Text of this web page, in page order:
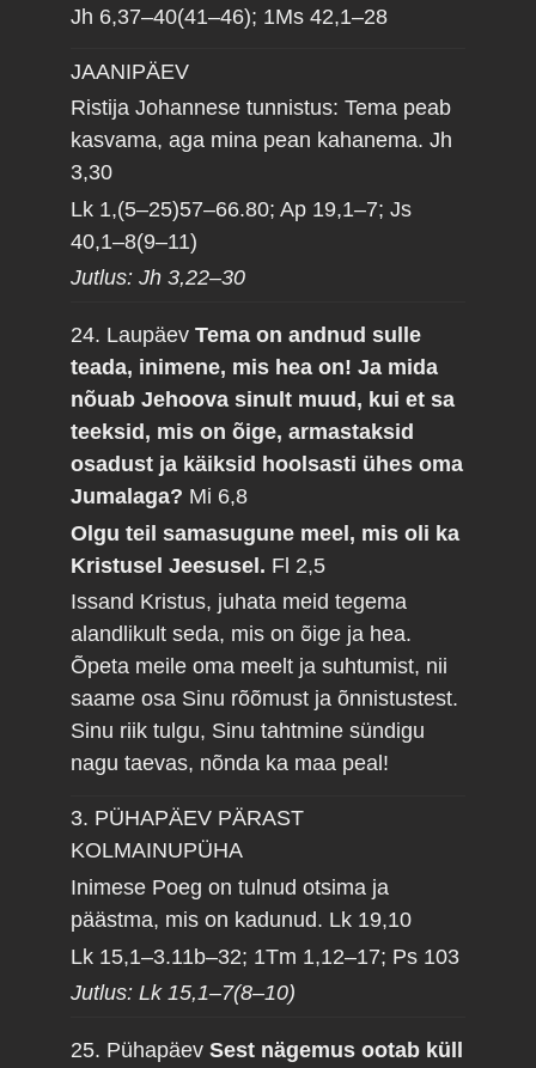
Jh 6,37–40(41–46); 1Ms 42,1–28
JAANIPÄEV
Ristija Johannese tunnistus: Tema peab
kasvama, aga mina pean kahanema.Jh
3,30
Lk 1,(5–25)57–66.80; Ap 19,1–7; Js
40,1–8(9–11)
Jutlus: Jh 3,22–30
24. LaupäevTema on andnud sulle
teada, inimene, mis hea on! Ja mida
nõuab Jehoova sinult muud, kui et sa
teeksid, mis on õige, armastaksid
osadust ja käiksid hoolsasti ühes oma
Jumalaga? Mi 6,8
Olgu teil samasugune meel, mis oli ka
Kristusel Jeesusel. Fl 2,5
Issand Kristus, juhata meid tegema
alandlikult seda, mis on õige ja hea.
Õpeta meile oma meelt ja suhtumist, nii
saame osa Sinu rõõmust ja õnnistustest.
Sinu riik tulgu, Sinu tahtmine sündigu
nagu taevas, nõnda ka maa peal!
3. PÜHAPÄEV PÄRAST
KOLMAINUPÜHA
Inimese Poeg on tulnud otsima ja
päästma, mis on kadunud. Lk 19,10
Lk 15,1–3.11b–32; 1Tm 1,12–17; Ps 103
Jutlus: Lk 15,1–7(8–10)
25. PühapäevSest nägemus ootab küll